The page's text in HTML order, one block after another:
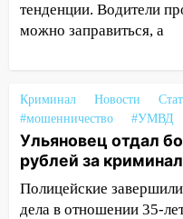
18:14 Прогноз
Ульяновской
экстрим: в
большой
17:30 Где есть
августа после
17:05 «Обыск» по
тенденции. Водители
можно заправиться, а
Криминал Новости
#мошенничество
#УМВД
Ульяновец отдал
рублей за
Полицейские
дела в отношении 35-